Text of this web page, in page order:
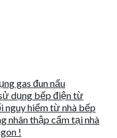
gas đun nấu
dụng bếp điện từ
nguy hiểm từ nhà bếp
nhân thập cẩm tại nhà
!